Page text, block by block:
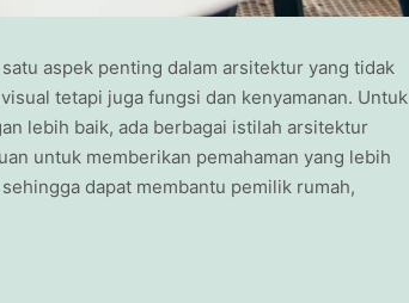
aspek penting dalam arsitektur yang tidak
tetapi juga fungsi dan kenyamanan. Untuk
lebih baik, ada berbagai istilah arsitektur
untuk memberikan pemahaman yang lebih
dapat membantu pemilik rumah,